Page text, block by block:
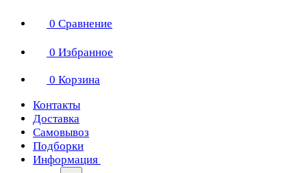
0 Сравнение
0 Избранное
0 Корзина
Контакты
Доставка
Самовывоз
Подборки
Информация